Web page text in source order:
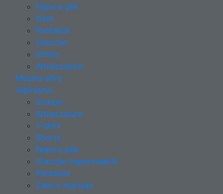
Felpe e pile
Gilet
Pantaloni
Giacche
Intimo
Attrezzatura
Mostra altro
Alpinismo
Scarpe
Attrezzatura
T-shirt
Shorts
Felpe e pile
Giacche impermeabili
Pantaloni
Zaini e marsupi